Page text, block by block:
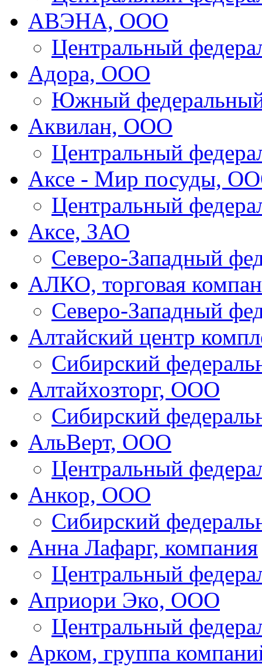
АВЭНА, ООО
Центральный
Адора, ООО
Южный
Аквилан, ООО
Центральный
Аксе - Мир посуды,
Центральный
Аксе, ЗАО
Северо-Западный
АЛКО, торговая
Северо-Западный
Алтайский центр
Сибирский
Алтайхозторг, ООО
Сибирский
АльВерт, ООО
Центральный
Анкор, ООО
Сибирский
Анна Лафарг, компания
Центральный
Априори Эко, ООО
Центральный
Арком, группа